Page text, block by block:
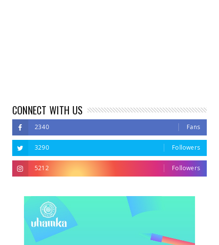
CONNECT WITH US
2340 Fans
3290 Followers
5212 Followers